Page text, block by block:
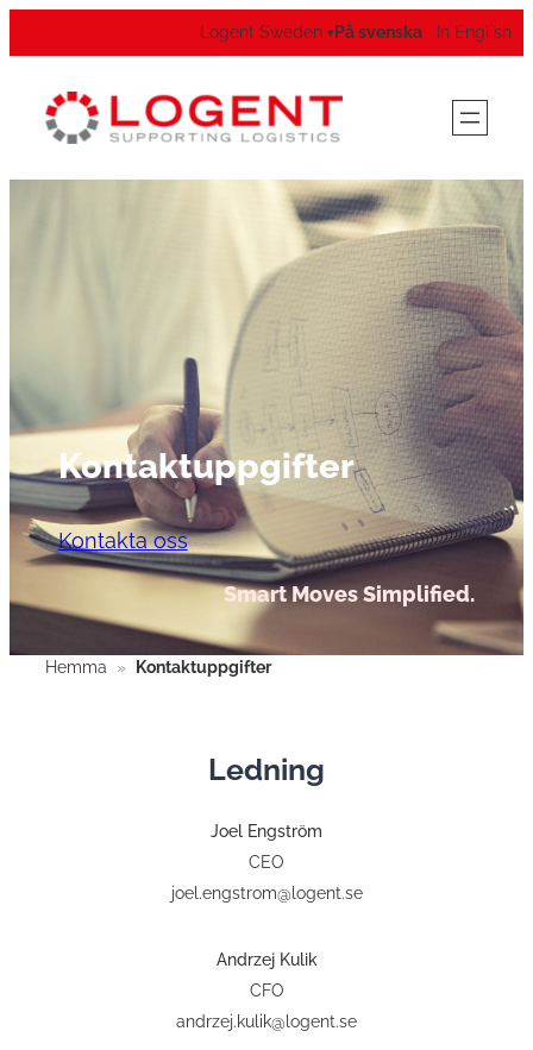
Logent Sweden ▾ På svenska In English
Kontaktuppgifter
Kontakta oss
Smart Moves Simplified.
Hemma » Kontaktuppgifter
Ledning
Joel Engström
CEO
joel.engstrom@logent.se
Andrzej Kulik
CFO
andrzej.kulik@logent.se